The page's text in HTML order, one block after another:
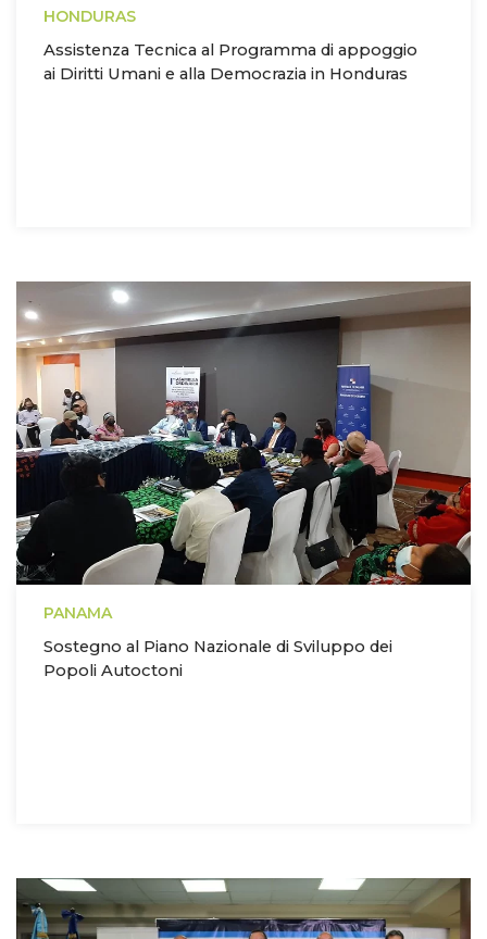
HONDURAS
Assistenza Tecnica al Programma di appoggio
ai Diritti Umani e alla Democrazia in Honduras
PANAMA
Sostegno al Piano Nazionale di Sviluppo dei
Popoli Autoctoni